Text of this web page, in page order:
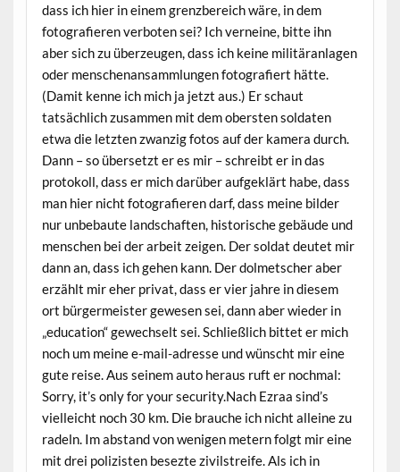
dass ich hier in einem grenzbereich wäre, in dem
fotografieren verboten sei? Ich verneine, bitte ihn
aber sich zu überzeugen, dass ich keine militäranlagen
oder menschenansammlungen fotografiert hätte.
(Damit kenne ich mich ja jetzt aus.) Er schaut
tatsächlich zusammen mit dem obersten soldaten
etwa die letzten zwanzig fotos auf der kamera durch.
Dann – so übersetzt er es mir – schreibt er in das
protokoll, dass er mich darüber aufgeklärt habe, dass
man hier nicht fotografieren darf, dass meine bilder
nur unbebaute landschaften, historische gebäude und
menschen bei der arbeit zeigen. Der soldat deutet mir
dann an, dass ich gehen kann. Der dolmetscher aber
erzählt mir eher privat, dass er vier jahre in diesem
ort bürgermeister gewesen sei, dann aber wieder in
„education“ gewechselt sei. Schließlich bittet er mich
noch um meine e-mail-adresse und wünscht mir eine
gute reise. Aus seinem auto heraus ruft er nochmal:
Sorry, it’s only for your security.Nach Ezraa sind’s
vielleicht noch 30 km. Die brauche ich nicht alleine zu
radeln. Im abstand von wenigen metern folgt mir eine
mit drei polizisten besezte zivilstreife. Als ich in